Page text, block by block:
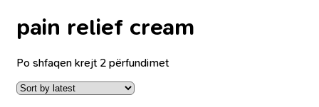
pain relief cream
Po shfaqen krejt 2 përfundimet